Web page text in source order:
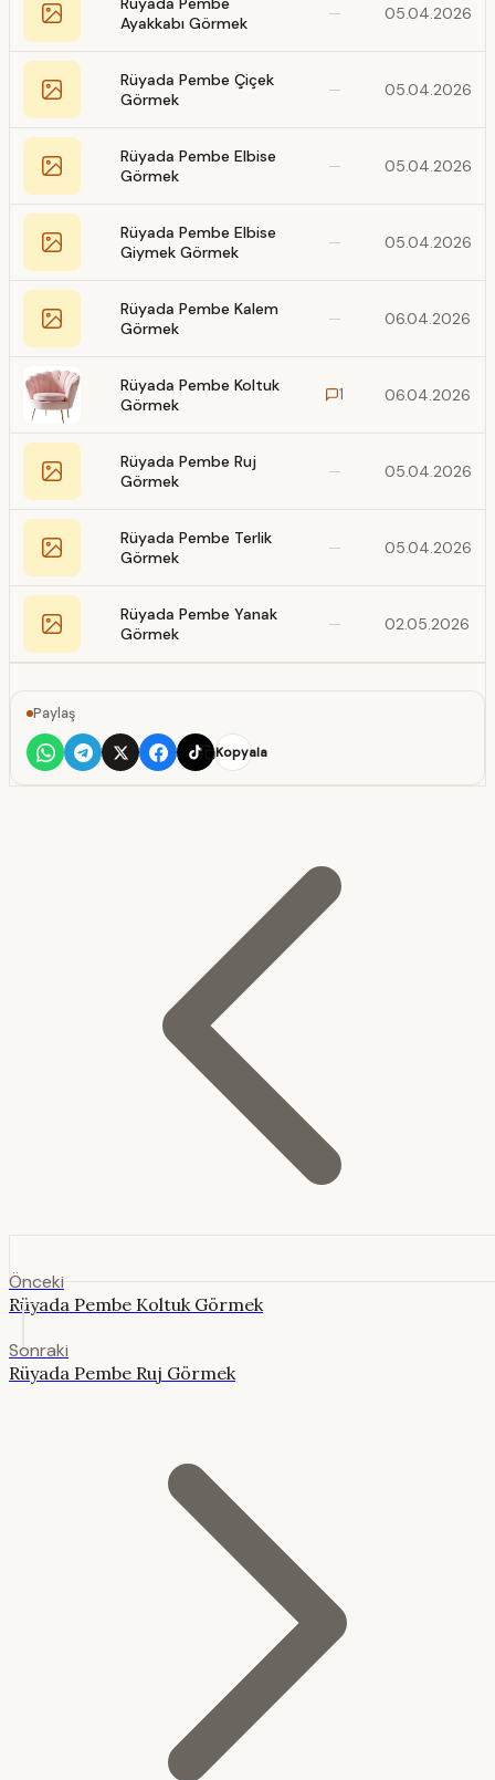
Ayakkabı Görmek
— 05.04.2026
Rüyada Pembe Çiçek
Görmek
— 05.04.2026
Rüyada Pembe Elbise
Görmek
— 05.04.2026
Rüyada Pembe Elbise
Giymek Görmek
— 05.04.2026
Rüyada Pembe Kalem
Görmek
— 06.04.2026
Rüyada Pembe Koltuk
Görmek
1 06.04.2026
Rüyada Pembe Ruj
Görmek
— 05.04.2026
Rüyada Pembe Terlik
Görmek
— 05.04.2026
Rüyada Pembe Yanak
Görmek
— 02.05.2026
Paylaş
Kopyala
Önceki
Rüyada Pembe Koltuk Görmek
Sonraki
Rüyada Pembe Ruj Görmek